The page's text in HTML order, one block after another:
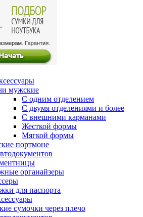
мужские
С одним отделением
С двумя отделениями и более
С внешними карманами
Жесткой формы
Мягкой формы
портмоне
органайзеры
для паспорта
сумочки через плечо